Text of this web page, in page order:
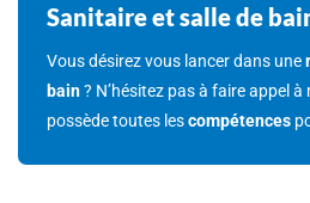
Sanitaire et salle de
Vous désirez vous lancer dans une
bain? N’hésitez pas à faire appel à
possède toutes lescompétences